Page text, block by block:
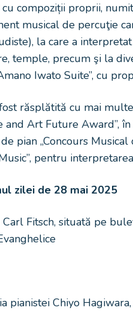
compoziții proprii, numit
musical de percuţie
la care a
temple, precum şi la
Iwato Suite”, cu
răsplătită cu mai
Art Future Award”,
pian „Concours Musical
pentru interpretarea
zilei de 28 mai 2025
Fitsch, situată pe
pianistei Chiyo